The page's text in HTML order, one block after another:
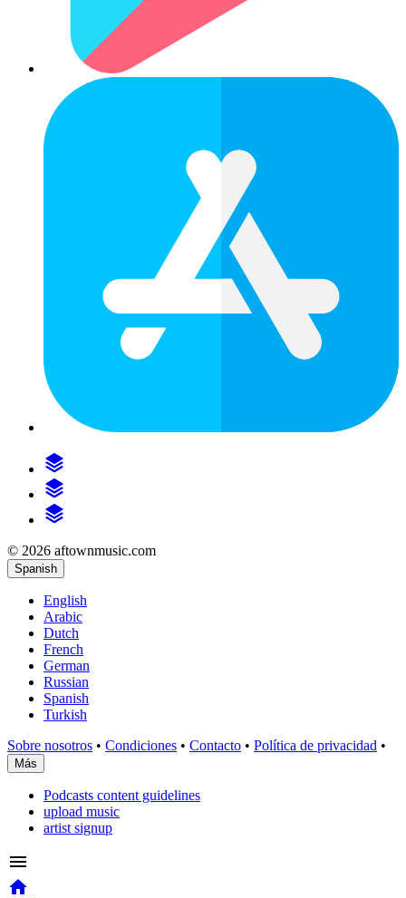
© 2026 aftownmusic.com
Spanish
English
Arabic
Dutch
French
German
Russian
Spanish
Turkish
Sobre nosotros • Condiciones • Contacto • Política de privacidad •
Más
Podcasts content guidelines
upload music
artist signup